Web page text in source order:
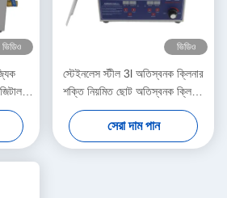
ভিডিও ভিডিও
স্টেইনলেস স্টীল 3l অতিস্বনক ক্লিনার
শক্তি নিয়মিত ছোট অতিস্বনক ক্লিনার
বুদ্ধিমান
সেরা দাম পান